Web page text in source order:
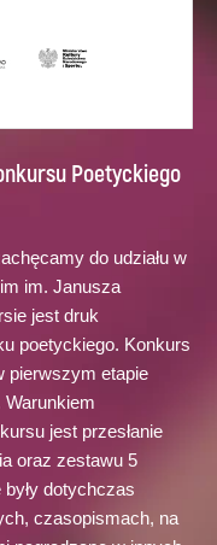
Poetyckiego
do udziału w
im. Janusza
jest druk
poetyckiego. Konkurs
pierwszym etapie
Warunkiem
jest przesłanie
oraz zestawu 5
dotychczas
czasopismach, na